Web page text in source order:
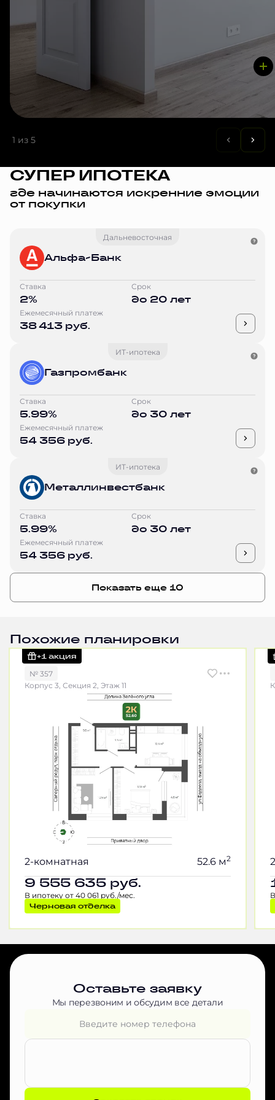
1 из 5
СУПЕР ИПОТЕКА
где начинаются искренние эмоции
от покупки
Дальневосточная
Альфа-Банк
Ставка
2%
Срок
до 20 лет
Ежемесячный платеж
38 413 руб.
ИТ-ипотека
Газпромбанк
Ставка
5.99%
Срок
до 30 лет
Ежемесячный платеж
54 356 руб.
ИТ-ипотека
Металлинвестбанк
Ставка
5.99%
Срок
до 30 лет
Ежемесячный платеж
54 356 руб.
Показать еще 10
Похожие планировки
+1 акция
№ 357
Корпус 3, Секция 2, Этаж 11
2-комнатная 52.6 м2
9 555 635 руб.
В ипотеку от 40 061 руб./мес.
Черновая отделка
Оставьте заявку
Мы перезвоним и обсудим все детали